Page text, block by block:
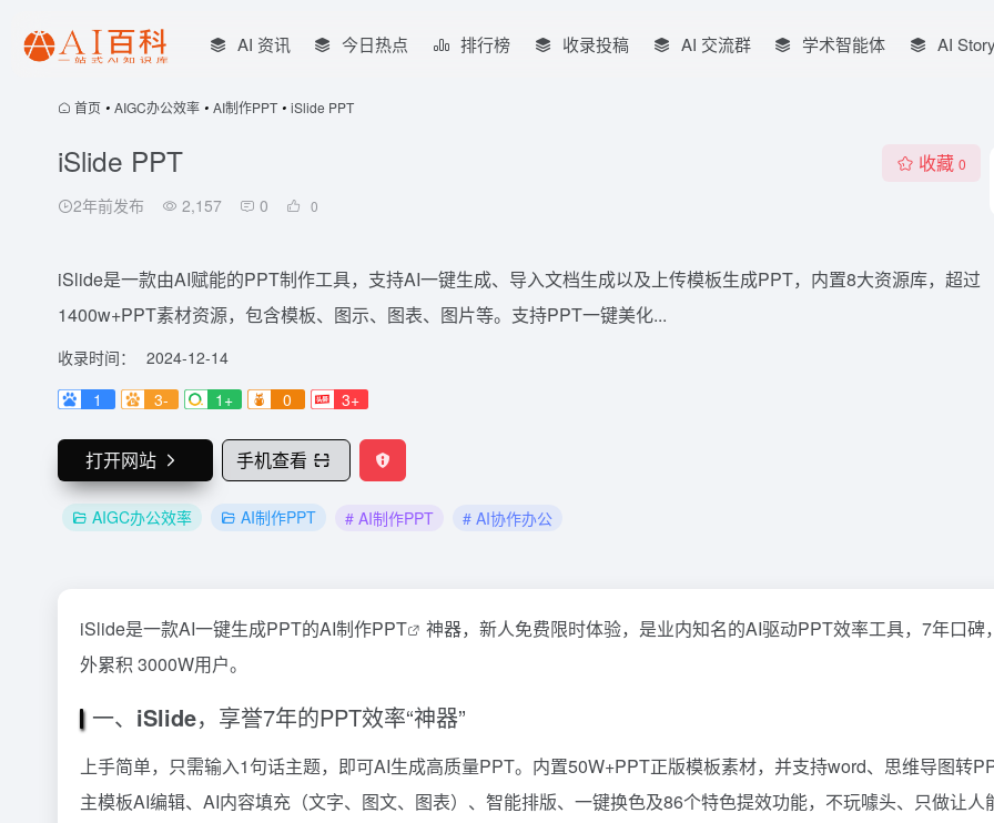
AI 资讯 今日热点 排行榜 收录投稿 AI 交流群 学术智能体 AI
首页 • AIGC办公效率 • AI制作PPT • iSlide PPT
iSlide PPT
2年前发布 2,157 0 0
收藏 0
iSlide是一款由AI赋能的PPT制作工具，支持AI一键生成、导入文档生成以及上传模板生成PPT，内置8大资源库，超过
1400w+PPT素材资源，包含模板、图示、图表、图片等。支持PPT一键美化...
收录时间：
2024-12-14
1
3- 1+ 0 3+
打开网站 手机查看
AIGC办公效率 AI制作PPT # AI制作PPT # AI协作办公
iSlide是一款AI一键生成PPT的AI制作PPT
神器，新人免费限时体验，是业内知名的AI驱动PPT效率工具，7年口碑
外累积 3000W用户。
一、 iSlide，享誉7年的PPT效率“神器”
上手简单，只需输入1句话主题，即可AI生成高质量PPT。内置50W+PPT正版模板素材，并支持word、思维导图转
主模板AI编辑、AI内容填充（文字、图文、图表）、智能排版、一键换色及86个特色提效功能，不玩噱头、只做让人